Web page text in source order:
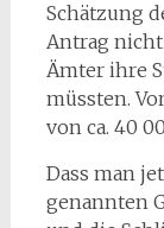
Schätzung
Antrag nicht
Ämter ihre
müssten.
von ca. 40
Dass man
genannten